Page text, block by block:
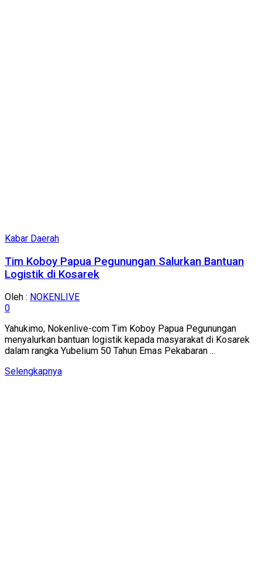
Kabar Daerah
Tim Koboy Papua Pegunungan Salurkan Bantuan
Logistik di Kosarek
Oleh : NOKENLIVE
0
Yahukimo, Nokenlive-com Tim Koboy Papua Pegunungan
menyalurkan bantuan logistik kepada masyarakat di Kosarek
dalam rangka Yubelium 50 Tahun Emas Pekabaran ...
SelengkapnyaDetails